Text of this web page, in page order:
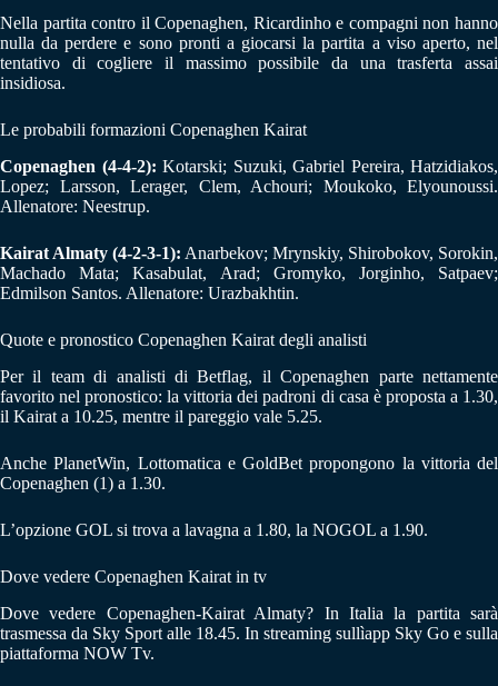
Nella partita contro il Copenaghen, Ricardinho e compagni non hanno
nulla da perdere e sono pronti a giocarsi la partita a viso aperto, nel
tentativo di cogliere il massimo possibile da una trasferta assai
insidiosa.
Le probabili formazioni Copenaghen Kairat
Copenaghen (4-4-2): Kotarski; Suzuki, Gabriel Pereira, Hatzidiakos,
Lopez; Larsson, Lerager, Clem, Achouri; Moukoko, Elyounoussi.
Allenatore: Neestrup.
Kairat Almaty (4-2-3-1): Anarbekov; Mrynskiy, Shirobokov, Sorokin,
Machado Mata; Kasabulat, Arad; Gromyko, Jorginho, Satpaev;
Edmilson Santos. Allenatore: Urazbakhtin.
Quote e pronostico Copenaghen Kairat degli analisti
Per il team di analisti di Betflag, il Copenaghen parte nettamente
favorito nel pronostico: la vittoria dei padroni di casa è proposta a 1.30,
il Kairat a 10.25, mentre il pareggio vale 5.25.
Anche PlanetWin, Lottomatica e GoldBet propongono la vittoria del
Copenaghen (1) a 1.30.
L’opzione GOL si trova a lavagna a 1.80, la NOGOL a 1.90.
Dove vedere Copenaghen Kairat in tv
Dove vedere Copenaghen-Kairat Almaty? In Italia la partita sarà
trasmessa da Sky Sport alle 18.45. In streaming sullìapp Sky Go e sulla
piattaforma NOW Tv.